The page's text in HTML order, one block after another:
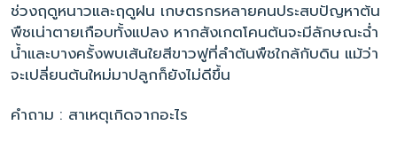
ช่วงฤดูหนาวและฤดูฝน เกษตรกรหลายคนประสบปัญหาต้น
พืชเน่าตายเกือบทั้งแปลง หากสังเกตโคนต้นจะมีลักษณะฉ่ำ
น้ำและบางครั้งพบเส้นใยสีขาวฟูที่ลำต้นพืชใกล้กับดิน แม้ว่า
จะเปลี่ยนต้นใหม่มาปลูกก็ยังไม่ดีขึ้น
คำถาม : สาเหตุเกิดจากอะไร